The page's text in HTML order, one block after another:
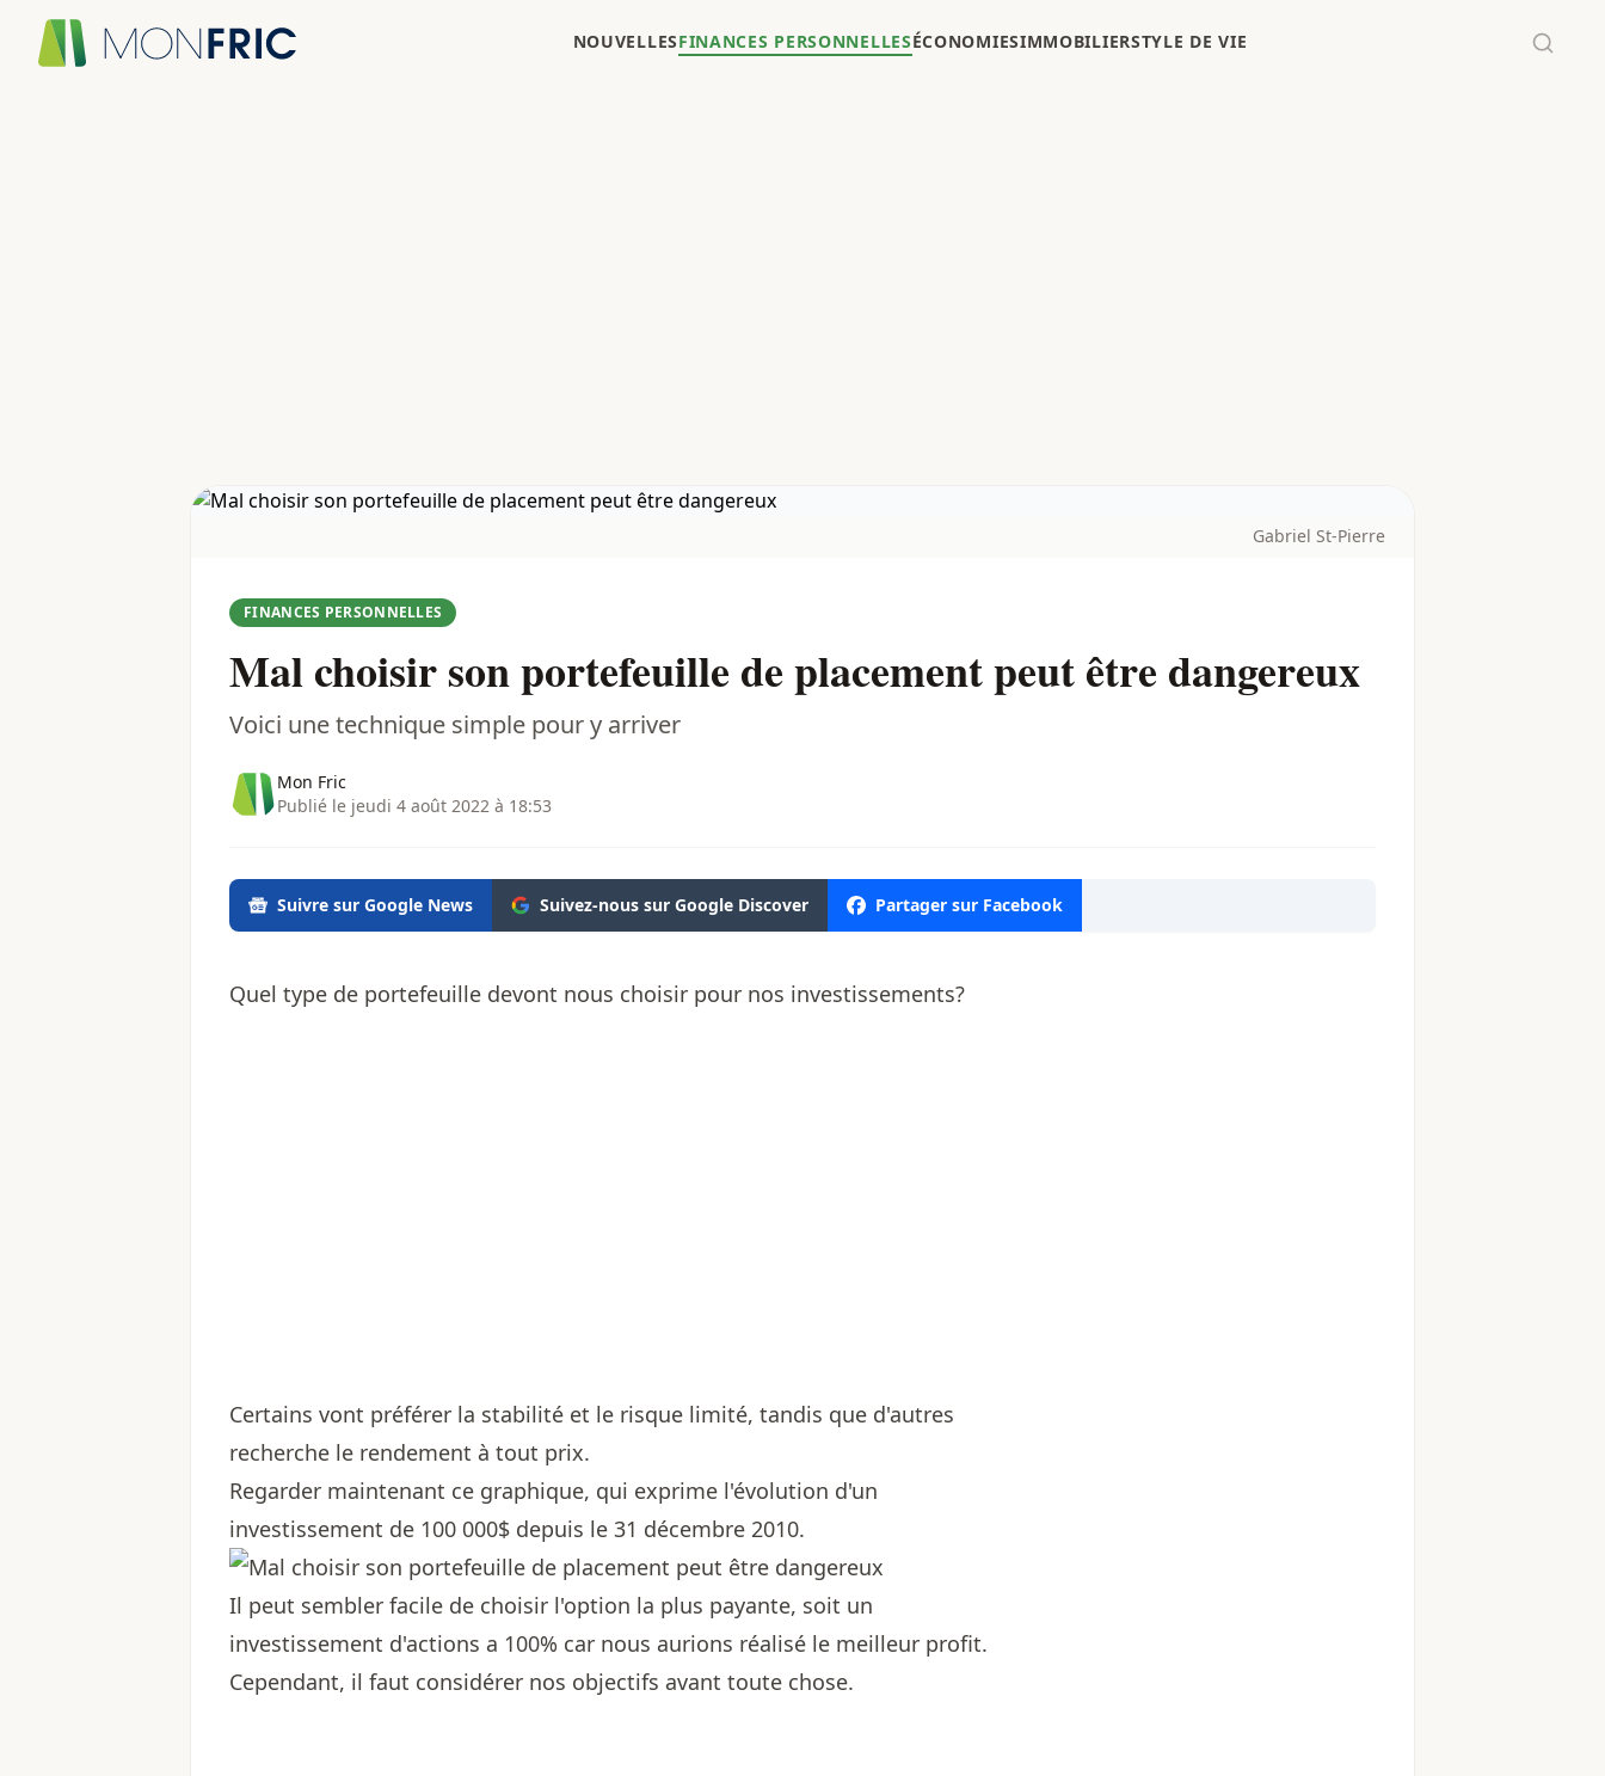
NOUVELLESFINANCES PERSONNELLESÉCONOMIESIMMOBILIERSTYLE DE VIE
Gabriel St-Pierre
FINANCES PERSONNELLES
Mal choisir son portefeuille de placement peut être dangereux
Voici une technique simple pour y arriver
Mon Fric
Publié le jeudi 4 août 2022 à 18:53
Suivre sur Google News Suivez-nous sur Google Discover Partager sur Facebook
Quel type de portefeuille devont nous choisir pour nos investissements?
Certains vont préférer la stabilité et le risque limité, tandis que d'autres
recherche le rendement à tout prix.
Regarder maintenant ce graphique, qui exprime l'évolution d'un
investissement de 100 000$ depuis le 31 décembre 2010.
Il peut sembler facile de choisir l'option la plus payante, soit un
investissement d'actions a 100% car nous aurions réalisé le meilleur profit.
Cependant, il faut considérer nos objectifs avant toute chose.